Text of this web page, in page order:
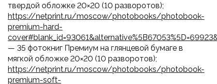
твердой обложке 20×20 (10 разворотов);
https://netprint.ru/moscow/photobooks/photobook-
premium-hard-
— 35 фотокниг Премиум на глянцевой бумаге в
мягкой обложке 20×20 (10 разворотов);
https://netprint.ru/moscow/photobooks/photobook-
premium-soft-